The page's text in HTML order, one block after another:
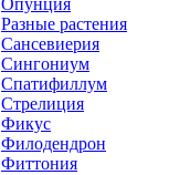
Опунция
Разные растения
Сансевиерия
Сингониум
Спатифиллум
Стрелиция
Фикус
Филодендрон
Фиттония